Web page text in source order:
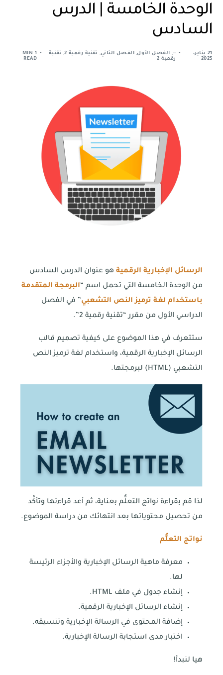
الوحدة الخامسة | الدرس
السادس
21 يناير،
2025
--
, الفصل الأول, الفصل الثاني, تقنية رقمية 2 , تقنية
رقمية 2
1 MIN
READ
الرسائل الإخبارية الرقمية هو عنوان الدرس السادس
من الوحدة الخامسة التي تحمل اسم “البرمجة المتقدمة
باستخدام لغة ترميز النص التشعبي” في الفصل
الدراسي الأول من مقرر “تقنية رقمية 2”.
ستتعرف في هذا الموضوع على كيفية تصميم قالب
الرسائل الإخبارية الرقمية، واستخدام لغة ترميز النص
التشعبي (HTML) لبرمجتها.
لذا قم بقراءة نواتج التعلُّم بعناية، ثم أعد قراءتها وتأكَّد
من تحصيل محتوياتها بعد انتهائك من دراسة الموضوع.
نواتج التعلُّم
معرفة ماهية الرسائل الإخبارية والأجزاء الرئيسة
لها.
إنشاء جدول في ملف HTML.
إنشاء الرسائل الإخبارية الرقمية.
إضافة المحتوى في الرسالة الإخبارية وتنسيقه.
اختبار مدى استجابة الرسالة الإخبارية.
هيا لنبدأ!